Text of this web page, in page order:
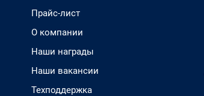
Прайс-лист
О компании
Наши награды
Наши вакансии
Техподдержка